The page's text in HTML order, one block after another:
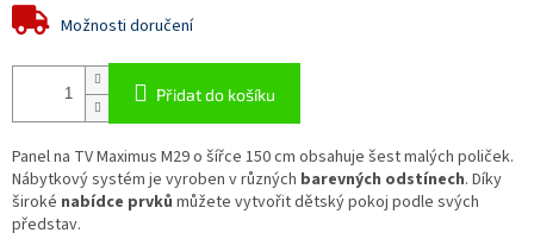
Možnosti doručení
Přidat do košíku
Panel na TV Maximus M29 o šířce 150 cm obsahuje šest malých poliček.
Nábytkový systém je vyroben v různých barevných odstínech. Díky
široké nabídce prvků můžete vytvořit dětský pokoj podle svých
představ.